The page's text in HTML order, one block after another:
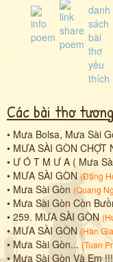
Các bài thơ
• Mưa Bolsa, Mưa Sài
• MƯA SÀI GÒN CHỢT
• Ư Ó T M Ư A ( Mưa
• MƯA SÀI GÒN (Đặng
• Mưa Sài Gòn (Quang
• Mưa Sài Gòn Còn
• 259. MƯA SÀI GÒN (
•MƯA SÀI GÒN (Hàn
• Mưa Sài Gòn... (Tuan
•Mưa Sài Gòn Và Em !!!